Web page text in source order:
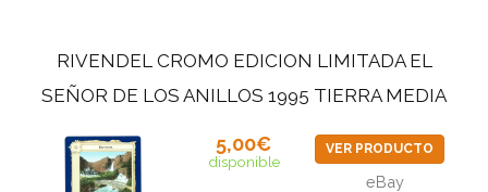
RIVENDEL CROMO EDICION LIMITADA EL
SEÑOR DE LOS ANILLOS 1995 TIERRA MEDIA
5,00€
disponible
VER PRODUCTO
eBay